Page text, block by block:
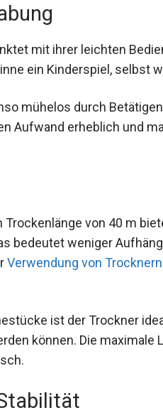
mit ihrer leichten
ein Kinderspiel, selbst
mühelos durch
Aufwand erheblich und
von 40 m
bedeutet weniger
Verwendung von
ist der Trockner
können. Die maximale